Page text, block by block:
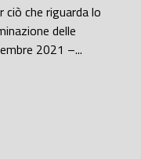
che riguarda lo
delle
2021 –...